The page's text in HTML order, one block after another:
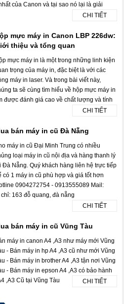
của Canon và tại sao nó lại là giải
CHI TIẾT
mực máy in Canon LBP 226dw:
thiệu và tổng quan
mực máy in là một trong những linh kiện
trọng của máy in, đặc biệt là với các
máy in laser. Và trong bài viết này,
ta sẽ cùng tìm hiểu về hộp mực máy in
được đánh giá cao về chất lượng và tính
CHI TIẾT
bán máy in cũ Đà Nẵng
máy in cũ Đại Minh Trung có nhiều
loại máy in cũ nội địa và hàng thanh lý
Đà Nẵng. Quý khách hàng liên hệ trực tiếp
có 1 máy in cũ phù hợp và giá tốt hơn
0904272754 - 0913555089 Mail:
163 đỗ quang, đà nẵng
CHI TIẾT
bán máy in cũ Vũng Tàu
máy in canon A4 ,A3 như máy mới Vũng
- Bán máy in hp A4 ,A3 cũ như mới Vũng
- Bán máy in brother A4 ,A3 tận nơi Vũng
- Bán máy in epson A4 ,A3 có bảo hành
,A3 Cũ tại Vũng Tàu
CHI TIẾT